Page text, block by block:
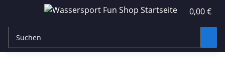
0,00 €